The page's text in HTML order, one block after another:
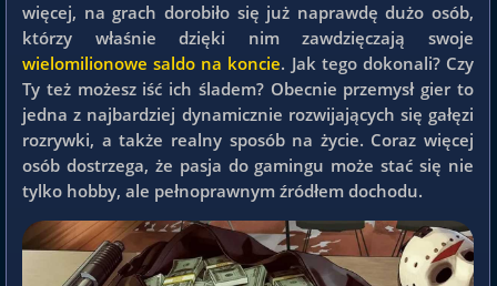
więcej, na grach dorobiło się już naprawdę dużo osób,
którzy właśnie dzięki nim zawdzięczają swoje
wielomilionowe saldo na koncie. Jak tego dokonali? Czy
Ty też możesz iść ich śladem? Obecnie przemysł gier to
jedna z najbardziej dynamicznie rozwijających się gałęzi
rozrywki, a także realny sposób na życie. Coraz więcej
osób dostrzega, że pasja do gamingu może stać się nie
tylko hobby, ale pełnoprawnym źródłem dochodu.